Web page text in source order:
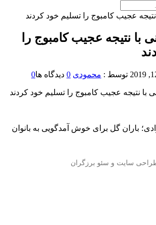
با نتیجه عجیب کامبوج را
توسط : محمودی 0 دیدگاه ها0
با نتیجه عجیب کامبوج را تسلیم خود کردند
باران گل برای خوش آمدگویی به بانوان